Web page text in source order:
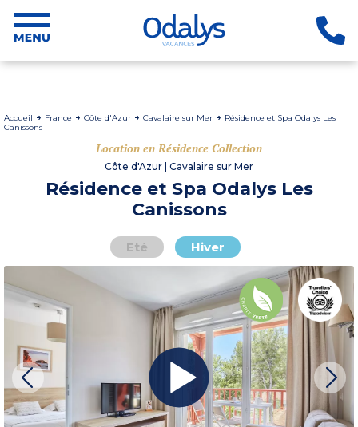
Accueil France Côte d'Azur Cavalaire sur Mer
Résidence et Spa Odalys Les
Canissons
Location en Résidence Collection
Côte d'Azur | Cavalaire sur Mer
Résidence et Spa Odalys Les
Canissons
Eté Hiver